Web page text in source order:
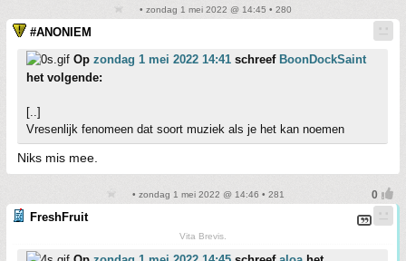
• zondag 1 mei 2022 @ 14:45 • 280
#ANONIEM
Op zondag 1 mei 2022 14:41 schreef BoonDockSaint
het volgende:
[..]
Vresenlijk fenomeen dat soort muziek als je het kan noemen
Niks mis mee.
• zondag 1 mei 2022 @ 14:46 • 281
FreshFruit
Vita Brevis.